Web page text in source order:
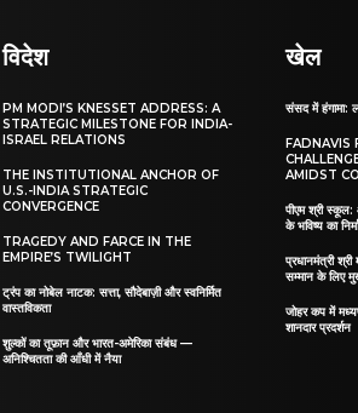
विदेश
PM MODI’S KNESSET ADDRESS: A
STRATEGIC MILESTONE FOR INDIA-
ISRAEL RELATIONS
THE INSTITUTIONAL ANCHOR OF
U.S.-INDIA STRATEGIC
CONVERGENCE
TRAGEDY AND FARCE IN THE
EMPIRE’S TWILIGHT
ट्रंप का नोबेल नाटक: सत्ता, सौदेबाज़ी और स्वनिर्मित
वास्तविकता
शुल्कों का तूफ़ान और भारत-अमेरिका संबंध —
अनिश्चितता की आँधी में नैया
खेल
संसद में हंगामा:
FADNAVIS
AMIDST
पीएम श्री
के भविष्य का
प्रधानमंत्री श्री
सम्मान के लिए
जोहर कप में
शानदार प्रदर्शन